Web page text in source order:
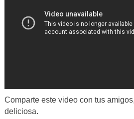
Comparte este video con tus
deliciosa.